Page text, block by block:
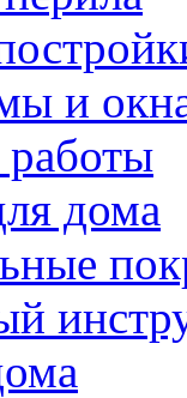
и
дома